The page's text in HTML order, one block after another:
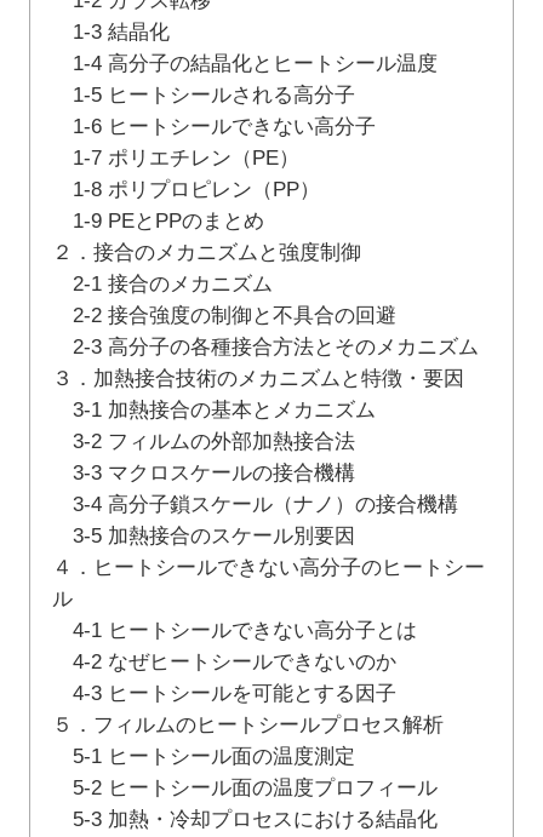
1-3 結晶化
1-4 高分子の結晶化とヒートシール温度
1-5 ヒートシールされる高分子
1-6 ヒートシールできない高分子
1-7 ポリエチレン（PE）
1-8 ポリプロピレン（PP）
1-9 PEとPPのまとめ
２．接合のメカニズムと強度制御
2-1 接合のメカニズム
2-2 接合強度の制御と不具合の回避
2-3 高分子の各種接合方法とそのメカニズム
３．加熱接合技術のメカニズムと特徴・要因
3-1 加熱接合の基本とメカニズム
3-2 フィルムの外部加熱接合法
3-3 マクロスケールの接合機構
3-4 高分子鎖スケール（ナノ）の接合機構
3-5 加熱接合のスケール別要因
４．ヒートシールできない高分子のヒートシー
ル
4-1 ヒートシールできない高分子とは
4-2 なぜヒートシールできないのか
4-3 ヒートシールを可能とする因子
５．フィルムのヒートシールプロセス解析
5-1 ヒートシール面の温度測定
5-2 ヒートシール面の温度プロフィール
5-3 加熱・冷却プロセスにおける結晶化